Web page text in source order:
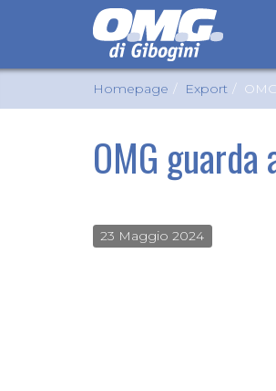
Homepage Export
OMG
23 Maggio 2024